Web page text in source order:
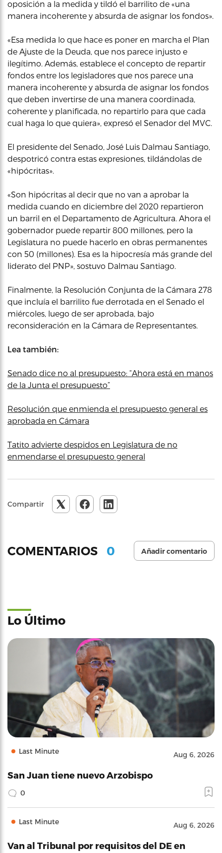
oposición a la medida y tildó el barrilito de «una
manera incoherente y absurda de asignar los fondos».
«Esa medida lo que hace es poner en marcha el Plan
de Ajuste de la Deuda, que nos parece injusto e
ilegítimo. Además, establece el concepto de repartir
fondos entre los legisladores que nos parece una
manera incoherente y absurda de asignar los fondos
que deben invertirse de una manera coordinada,
coherente y planificada, no repartirlo para que cada
cual haga lo que quiera», expresó el Senador del MVC.
El presidente del Senado, José Luis Dalmau Santiago,
despotricó contra estas expresiones, tildándolas de
«hipócritas».
«Son hipócritas al decir que no van a aprobar la
medida cuando en diciembre del 2020 repartieron
un barril en el Departamento de Agricultura. Ahora el
gobernador puede repartir 800 millones, pero la
Legislatura no puede hacerlo en obras permanentes
con 50 (millones). Esa es la hipocresía más grande del
liderato del PNP», sostuvo Dalmau Santiago.
Finalmente, la Resolución Conjunta de la Cámara 278
que incluía el barrilito fue derrotada en el Senado el
miércoles, luego de ser aprobada, bajo
reconsideración en la Cámara de Representantes.
Lea también:
Senado dice no al presupuesto: “Ahora está en manos
de la Junta el presupuesto”
Resolución que enmienda el presupuesto general es
aprobada en Cámara
Tatito advierte despidos en Legislatura de no
enmendarse el presupuesto general
Compartir
COMENTARIOS 0 Añadir comentario
Lo Último
Last Minute Aug 6, 2026
San Juan tiene nuevo Arzobispo
0
Last Minute Aug 6, 2026
Van al Tribunal por requisitos del DE en